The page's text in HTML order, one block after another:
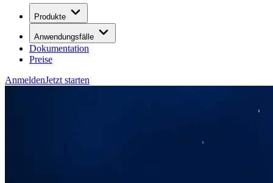
Produkte
Anwendungsfälle
Dokumentation
Preise
AnmeldenJetzt starten